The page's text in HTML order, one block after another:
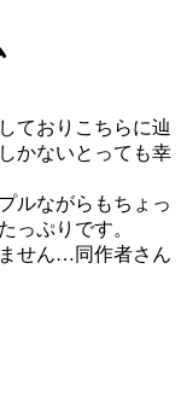
ておりこちらに辿
かないとっても幸
ルながらもちょっ
っぷりです。
せん…同作者さん